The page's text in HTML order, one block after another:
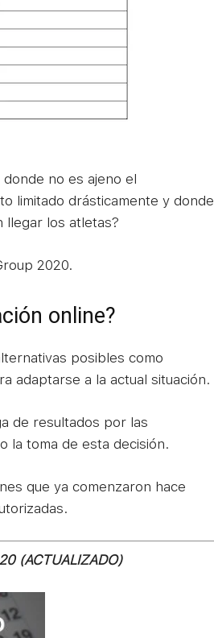
no es ajeno el
limitado drásticamente y donde
llegar los atletas?
2020.
online?
posibles como
adaptarse a la actual situación.
de resultados por las
la toma de esta decisión.
que ya comenzaron hace
(ACTUALIZADO)